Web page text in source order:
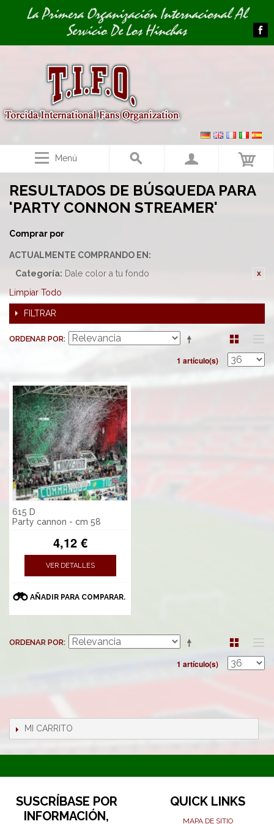
Image 01La Primera Organización Internacional Al
Servicio De Los Hinchas
Menú
RESULTADOS DE BÚSQUEDA PARA
'PARTY CONNON STREAMER'
Comprar por
ACTUALMENTE COMPRANDO EN:
Categoría: Dale color a tu fondo
Limpiar Todo
FILTRAR
ORDENAR POR
1 artículo(s)
615 D
Party cannon - cm 58
4,12 €
VER DETALLES
AÑADIR PARA COMPARAR.
ORDENAR POR
1 artículo(s)
MI CARRITO
SUSCRÍBASE POR
INFORMACIÓN,
QUICK LINKS
MAPA DE SITIO